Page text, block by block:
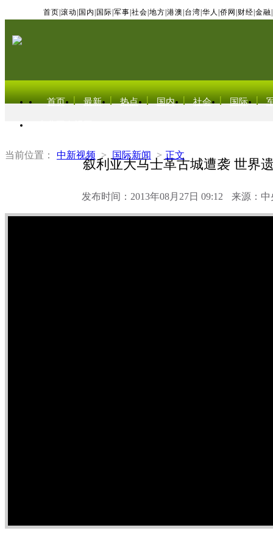
首页 滚动 国内 国际 军事 社会 地方 港澳 台湾 华人 侨网 财经 金融
首页 最新 热点 国内 社会 国际
当前位置： 中新视频 > 国际新闻 > 正文
叙利亚大马士革古城遭袭 世界
发布时间：2013年08月27日 09:12 来源：中